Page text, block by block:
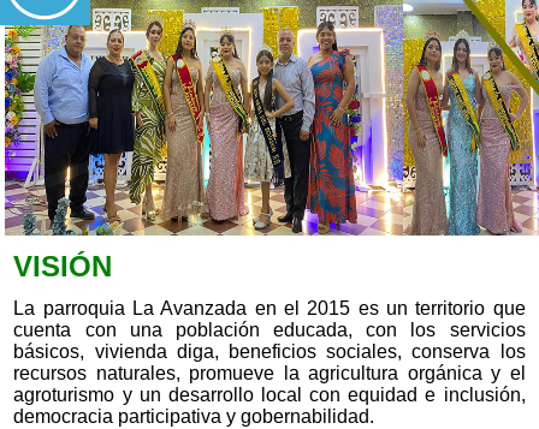
VISIÓN
La parroquia La Avanzada en el 2015 es un territorio que
cuenta con una población educada, con los servicios
básicos, vivienda diga, beneficios sociales, conserva los
recursos naturales, promueve la agricultura orgánica y el
agroturismo y un desarrollo local con equidad e inclusión,
democracia participativa y gobernabilidad.